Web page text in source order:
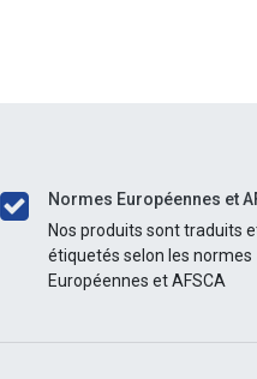
Normes Européennes et
Nos produits sont traduits
étiquetés selon les normes
Européennes et AFSCA